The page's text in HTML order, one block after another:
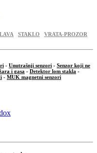
STAKLO VRATA-PROZOR
- Unutrašnji senzori - Senzor koji ne
i gasa - Detektor lom stakla -
- MUK magnetni senzori